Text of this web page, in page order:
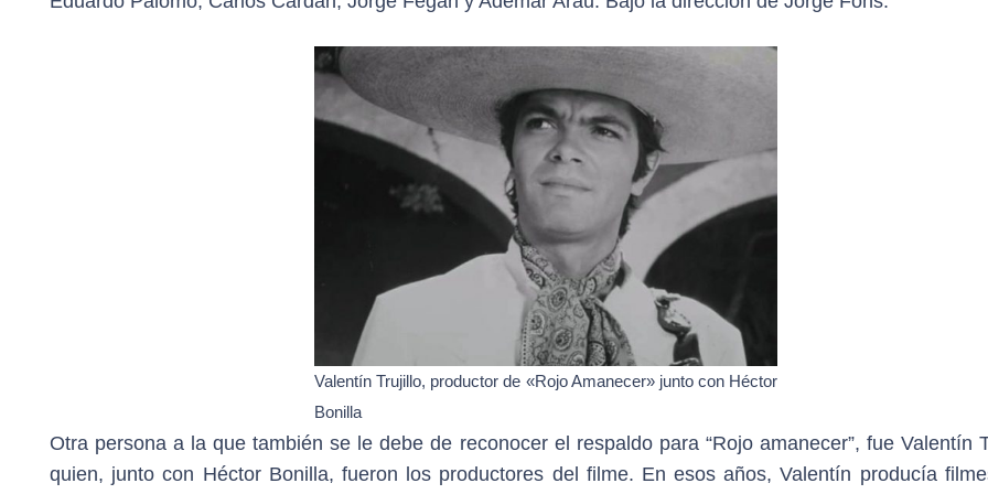
Valentín Trujillo, productor de «Rojo Amanecer» junto con Héctor
Bonilla
Otra persona a la que también se le debe de reconocer el respaldo para “Rojo amanecer”, fue Valentín
quien, junto con Héctor Bonilla, fueron los productores del filme. En esos años, Valentín producía